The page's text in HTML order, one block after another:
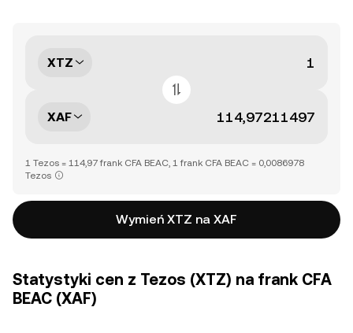
XTZ
XAF
1 Tezos = 114,97 frank CFA BEAC, 1 frank CFA BEAC = 0,0086978
Tezos
Wymień XTZ na XAF
Statystyki cen z Tezos (XTZ) na frank CFA
BEAC (XAF)